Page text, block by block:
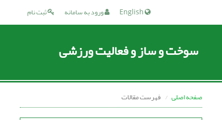
ثبت نام ورود به سامانه
سوخت و ساز و فعالیت ورزشی
صفحه اصلی فهرست مقالات